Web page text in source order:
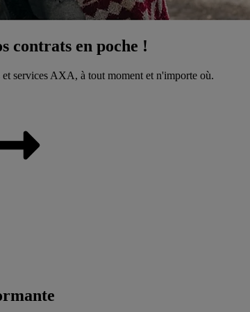
contrats en poche !
services AXA, à tout moment et n'importe où.